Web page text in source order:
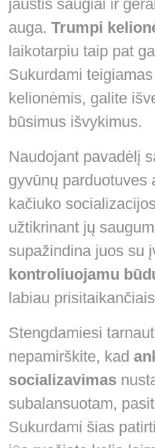
jaustis saugiai ir
auga. Trumpi
laikotarpiu taip pat
Sukurdami
kelionėmis, galite
būsimus išvykimus.
Naudojant pavadėlį
gyvūnų parduotuves
kačiuko
užtikrinant jų
supažindina juos su
kontroliuojamu
labiau
Stengdamiesi
nepamirškite, kad
socializavimas
subalansuotam,
Sukurdami šias